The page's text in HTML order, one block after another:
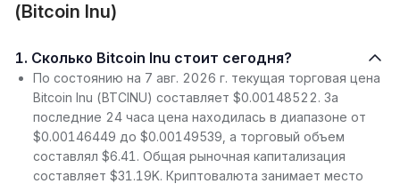
(Bitcoin Inu)
1. Сколько Bitcoin Inu стоит сегодня?
По состоянию на 7 авг. 2026 г. текущая торговая цена
Bitcoin Inu (BTCINU) составляет $0.00148522. За
последние 24 часа цена находилась в диапазоне от
$0.00146449 до $0.00149539, а торговый объем
составлял $6.41. Общая рыночная капитализация
составляет $31.19K. Криптовалюта занимает место